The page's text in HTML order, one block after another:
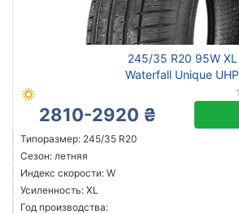
245/35 R20 95W XL
Waterfall Unique UHP
2810-2920 ₴
Типоразмер: 245/35 R20
Сезон: летняя
Индекс скорости: W
Усиленность: XL
Год производства: